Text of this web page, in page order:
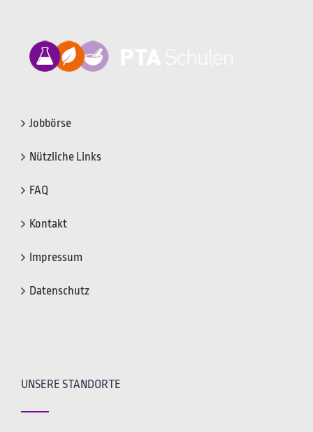
Jobbörse
Nützliche Links
FAQ
Kontakt
Impressum
Datenschutz
UNSERE STANDORTE